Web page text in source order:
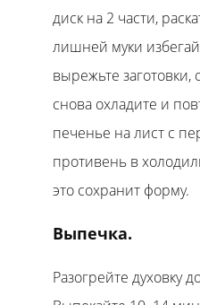
диск на 2 части,
лишней муки
вырежьте заготовки,
снова охладите и
печенье на лист с
противень в
это сохранит форму.
Выпечка.
Разогрейте духовку